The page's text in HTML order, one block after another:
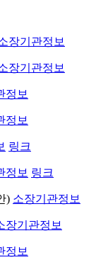
장기관정보
장기관정보
정보
정보
링크
정보 링크
) 소장기관정보
장기관정보
정보